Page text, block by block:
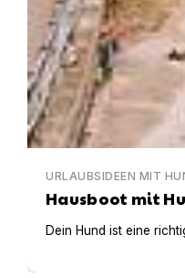
URLAUBSIDEEN MIT
Hausboot mit
Dein Hund ist eine